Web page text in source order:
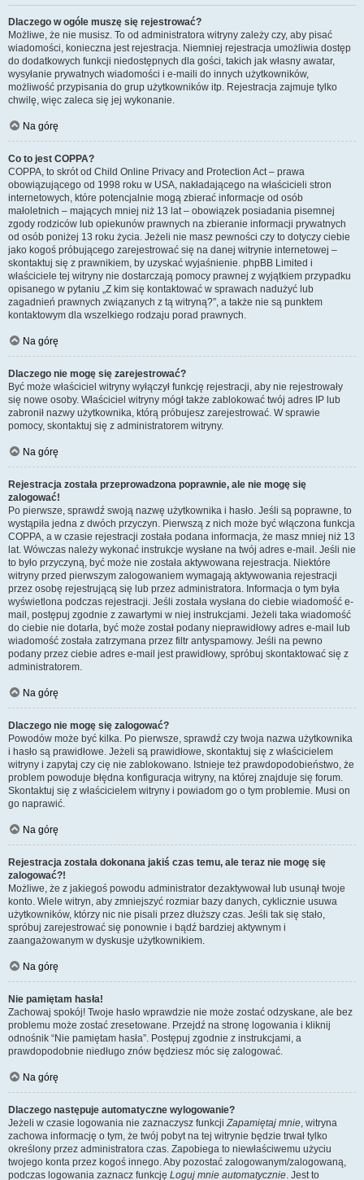
Dlaczego w ogóle muszę się rejestrować?
Możliwe, że nie musisz. To od administratora witryny zależy czy, aby pisać
wiadomości, konieczna jest rejestracja. Niemniej rejestracja umożliwia dostęp
do dodatkowych funkcji niedostępnych dla gości, takich jak własny awatar,
wysyłanie prywatnych wiadomości i e-maili do innych użytkowników,
możliwość przypisania do grup użytkowników itp. Rejestracja zajmuje tylko
chwilę, więc zaleca się jej wykonanie.
Na górę
Co to jest COPPA?
COPPA, to skrót od Child Online Privacy and Protection Act – prawa
obowiązującego od 1998 roku w USA, nakładającego na właścicieli stron
internetowych, które potencjalnie mogą zbierać informacje od osób
małoletnich – mających mniej niż 13 lat – obowiązek posiadania pisemnej
zgody rodziców lub opiekunów prawnych na zbieranie informacji prywatnych
od osób poniżej 13 roku życia. Jeżeli nie masz pewności czy to dotyczy ciebie
jako kogoś próbującego zarejestrować się na danej witrynie internetowej –
skontaktuj się z prawnikiem, by uzyskać wyjaśnienie. phpBB Limited i
właściciele tej witryny nie dostarczają pomocy prawnej z wyjątkiem przypadku
opisanego w pytaniu „Z kim się kontaktować w sprawach nadużyć lub
zagadnień prawnych związanych z tą witryną?”, a także nie są punktem
kontaktowym dla wszelkiego rodzaju porad prawnych.
Na górę
Dlaczego nie mogę się zarejestrować?
Być może właściciel witryny wyłączył funkcję rejestracji, aby nie rejestrowały
się nowe osoby. Właściciel witryny mógł także zablokować twój adres IP lub
zabronił nazwy użytkownika, którą próbujesz zarejestrować. W sprawie
pomocy, skontaktuj się z administratorem witryny.
Na górę
Rejestracja została przeprowadzona poprawnie, ale nie mogę się
zalogować!
Po pierwsze, sprawdź swoją nazwę użytkownika i hasło. Jeśli są poprawne, to
wystąpiła jedna z dwóch przyczyn. Pierwszą z nich może być włączona funkcja
COPPA, a w czasie rejestracji została podana informacja, że masz mniej niż 13
lat. Wówczas należy wykonać instrukcje wysłane na twój adres e-mail. Jeśli nie
to było przyczyną, być może nie została aktywowana rejestracja. Niektóre
witryny przed pierwszym zalogowaniem wymagają aktywowania rejestracji
przez osobę rejestrującą się lub przez administratora. Informacja o tym była
wyświetlona podczas rejestracji. Jeśli została wysłana do ciebie wiadomość e-
mail, postępuj zgodnie z zawartymi w niej instrukcjami. Jeżeli taka wiadomość
do ciebie nie dotarła, być może został podany nieprawidłowy adres e-mail lub
wiadomość została zatrzymana przez filtr antyspamowy. Jeśli na pewno
podany przez ciebie adres e-mail jest prawidłowy, spróbuj skontaktować się z
administratorem.
Na górę
Dlaczego nie mogę się zalogować?
Powodów może być kilka. Po pierwsze, sprawdź czy twoja nazwa użytkownika
i hasło są prawidłowe. Jeżeli są prawidłowe, skontaktuj się z właścicielem
witryny i zapytaj czy cię nie zablokowano. Istnieje też prawdopodobieństwo, że
problem powoduje błędna konfiguracja witryny, na której znajduje się forum.
Skontaktuj się z właścicielem witryny i powiadom go o tym problemie. Musi on
go naprawić.
Na górę
Rejestracja została dokonana jakiś czas temu, ale teraz nie mogę się
zalogować?!
Możliwe, że z jakiegoś powodu administrator dezaktywował lub usunął twoje
konto. Wiele witryn, aby zmniejszyć rozmiar bazy danych, cyklicznie usuwa
użytkowników, którzy nic nie pisali przez dłuższy czas. Jeśli tak się stało,
spróbuj zarejestrować się ponownie i bądź bardziej aktywnym i
zaangażowanym w dyskusje użytkownikiem.
Na górę
Nie pamiętam hasła!
Zachowaj spokój! Twoje hasło wprawdzie nie może zostać odzyskane, ale bez
problemu może zostać zresetowane. Przejdź na stronę logowania i kliknij
odnośnik “Nie pamiętam hasła”. Postępuj zgodnie z instrukcjami, a
prawdopodobnie niedługo znów będziesz móc się zalogować.
Na górę
Dlaczego następuje automatyczne wylogowanie?
Jeżeli w czasie logowania nie zaznaczysz funkcjiZapamiętaj mnie, witryna
zachowa informację o tym, że twój pobyt na tej witrynie będzie trwał tylko
określony przez administratora czas. Zapobiega to niewłaściwemu użyciu
twojego konta przez kogoś innego. Aby pozostać zalogowanym/zalogowaną,
podczas logowania zaznacz funkcję Loguj mnie automatycznie. Jest to